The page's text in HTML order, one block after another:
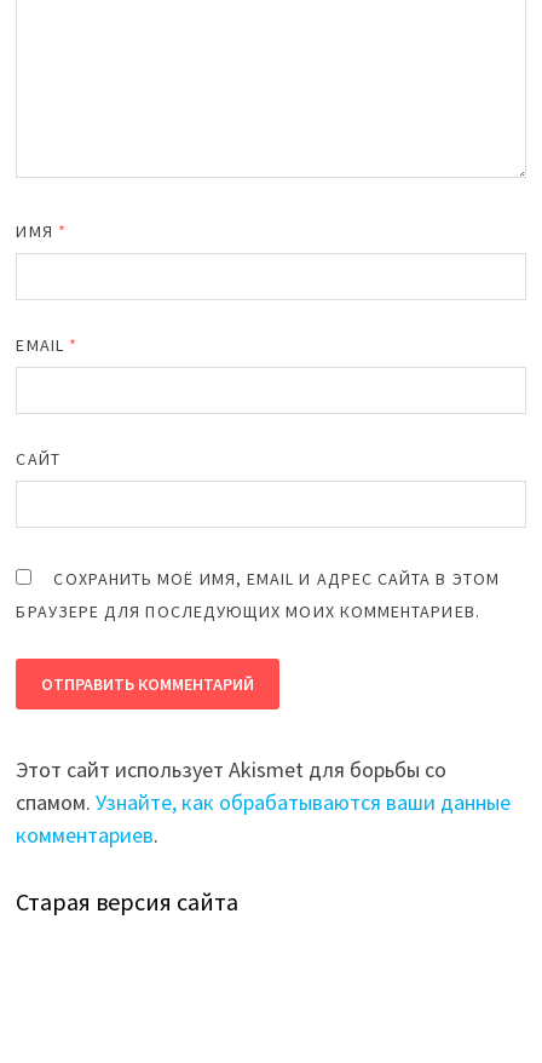
ИМЯ *
EMAIL *
САЙТ
СОХРАНИТЬ МОЁ ИМЯ, EMAIL И АДРЕС САЙТА В ЭТОМ
БРАУЗЕРЕ ДЛЯ ПОСЛЕДУЮЩИХ МОИХ КОММЕНТАРИЕВ.
Этот сайт использует Akismet для борьбы со
спамом.Узнайте, как обрабатываются ваши данные
комментариев.
Старая версия сайта